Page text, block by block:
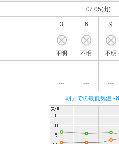
07:05(出)
3 6 9
不明 不明 不明
--- --- ---
--- --- ---
朝までの最低気温 -